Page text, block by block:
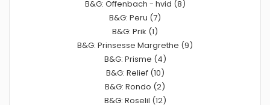
B&G: Offenbach - hvid (8)
B&G: Peru (7)
B&G: Prik (1)
B&G: Prinsesse Margrethe (9)
B&G: Prisme (4)
B&G: Relief (10)
B&G: Rondo (2)
B&G: Roselil (12)